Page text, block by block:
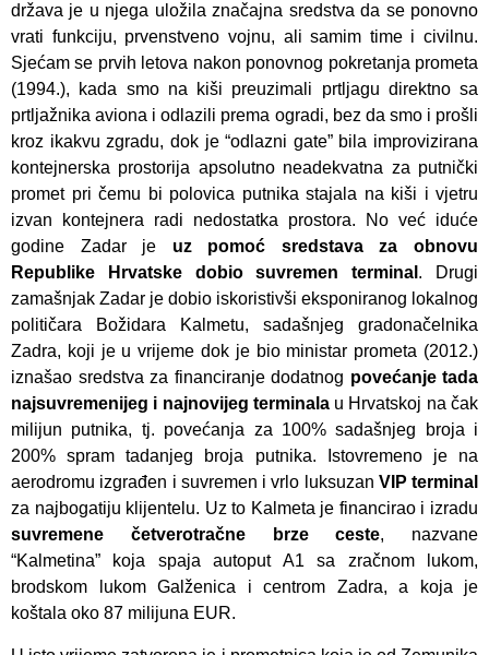
država je u njega uložila značajna sredstva da se ponovno
vrati funkciju, prvenstveno vojnu, ali samim time i civilnu.
Sjećam se prvih letova nakon ponovnog pokretanja prometa
(1994.), kada smo na kiši preuzimali prtljagu direktno sa
prtljažnika aviona i odlazili prema ogradi, bez da smo i prošli
kroz ikakvu zgradu, dok je “odlazni gate” bila improvizirana
kontejnerska prostorija apsolutno neadekvatna za putnički
promet pri čemu bi polovica putnika stajala na kiši i vjetru
izvan kontejnera radi nedostatka prostora. No već iduće
godine Zadar je uz pomoć sredstava za obnovu
Republike Hrvatske dobio suvremen terminal . Drugi
zamašnjak Zadar je dobio iskoristivši eksponiranog lokalnog
političara Božidara Kalmetu, sadašnjeg gradonačelnika
Zadra, koji je u vrijeme dok je bio ministar prometa (2012.)
iznašao sredstva za financiranje dodatnog povećanje tada
najsuvremenijeg i najnovijeg terminalau Hrvatskoj na čak
milijun putnika, tj. povećanja za 100% sadašnjeg broja i
200% spram tadanjeg broja putnika. Istovremeno je na
aerodromu izgrađen i suvremen i vrlo luksuzan VIP terminal
za najbogatiju klijentelu. Uz to Kalmeta je financirao i izradu
suvremene četverotračne brze ceste, nazvane
“Kalmetina” koja spaja autoput A1 sa zračnom lukom,
brodskom lukom Galženica i centrom Zadra, a koja je
koštala oko 87 milijuna EUR.